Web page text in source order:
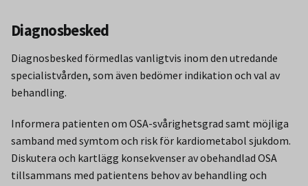
Diagnosbesked
Diagnosbesked förmedlas vanligtvis inom den utredande
specialistvården, som även bedömer indikation och val av
behandling.
Informera patienten om OSA-svårighetsgrad samt möjliga
samband med symtom och risk för kardiometabol sjukdom.
Diskutera och kartlägg konsekvenser av obehandlad OSA
tillsammans med patientens behov av behandling och